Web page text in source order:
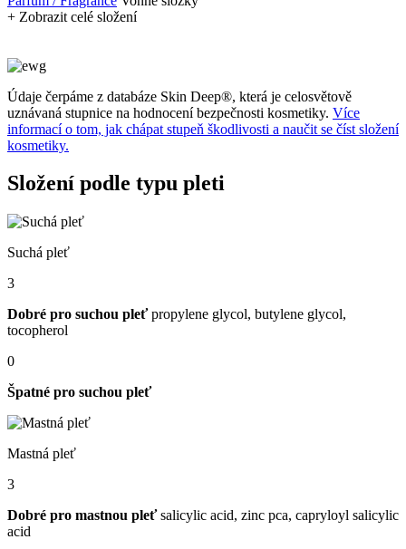
+ Zobrazit celé složení
Údaje čerpáme z databáze Skin Deep®, která je celosvětově
uznávaná stupnice na hodnocení bezpečnosti kosmetiky. Více
informací o tom, jak chápat stupeň škodlivosti a naučit se číst složení
kosmetiky.
Složení podle typu pleti
Suchá pleť
3
Dobré pro suchou pleť propylene glycol, butylene glycol,
tocopherol
0
Špatné pro suchou pleť
Mastná pleť
3
Dobré pro mastnou pleť salicylic acid, zinc pca, capryloyl salicylic
acid